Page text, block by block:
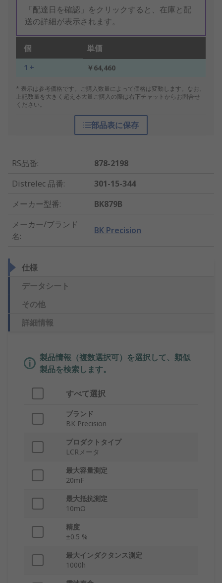
「配達日を確認」をクリックすると、在庫と配
送の詳細が表示されます。
個 単価
1 + ￥64,460
* 表示は参考価格です。ご購入数量によって価格は変動します。なお、
上記数量を大きく超える大量ご購入の際は右下チャットからお問合せ
ください。
部品表に保存
RS品番:
878-2198
Distrelec 品番:
301-15-344
メーカー型番:
BK879B
メーカー/ブランド
名:
BK Precision
仕様
データシート
その他
詳細情報
製品情報（複数選択可）を選択して、類似
製品を検索します。
すべて選択
ブランド
BK Precision
プロダクトタイプ
LCRメータ
最大容量測定
20mF
最大抵抗測定
10mΩ
精度
±0.5 %
最大インダクタンス測定
1000h